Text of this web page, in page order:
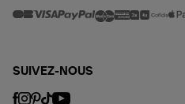
SUIVEZ-NOUS